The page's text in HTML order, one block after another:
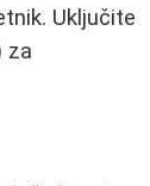
Uključite
za